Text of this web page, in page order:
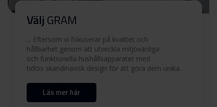
Produktbild EK 6610-90 X
Produktbild EK 6610-90 X Ladda ner
Ladda ner alla (10)
VäljGRAM
... Eftersom vi fokuserar på kvalitet och
hållbarhet genom att utveckla miljövänliga
och funktionella hushållsapparater med
tidlös skandinavisk design för att göra dem unika.
Läs mer här